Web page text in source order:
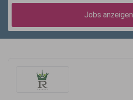
Jobs anzeigen